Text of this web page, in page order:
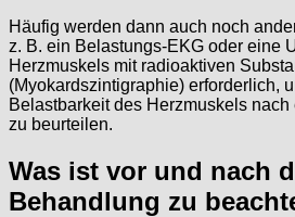
Häufig werden dann auch noch
z. B. ein Belastungs-EKG oder eine
Herzmuskels mit radioaktiven
(Myokardszintigraphie) erforderlich,
Belastbarkeit des Herzmuskels
zu beurteilen.
Was ist vor und nach
Behandlung zu